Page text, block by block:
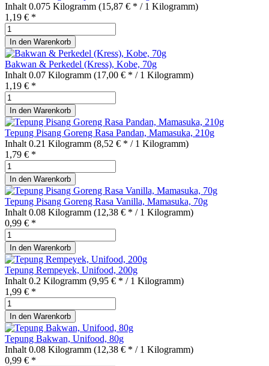
Inhalt 0.075 Kilogramm (15,87 € * / 1 Kilogramm)
1,19 € *
In den Warenkorb
Bakwan & Perkedel (Kress), Kobe, 70g
Inhalt 0.07 Kilogramm (17,00 € * / 1 Kilogramm)
1,19 € *
In den Warenkorb
Tepung Pisang Goreng Rasa Pandan, Mamasuka, 210g
Inhalt 0.21 Kilogramm (8,52 € * / 1 Kilogramm)
1,79 € *
In den Warenkorb
Tepung Pisang Goreng Rasa Vanilla, Mamasuka, 70g
Inhalt 0.08 Kilogramm (12,38 € * / 1 Kilogramm)
0,99 € *
In den Warenkorb
Tepung Rempeyek, Unifood, 200g
Inhalt 0.2 Kilogramm (9,95 € * / 1 Kilogramm)
1,99 € *
In den Warenkorb
Tepung Bakwan, Unifood, 80g
Inhalt 0.08 Kilogramm (12,38 € * / 1 Kilogramm)
0,99 € *